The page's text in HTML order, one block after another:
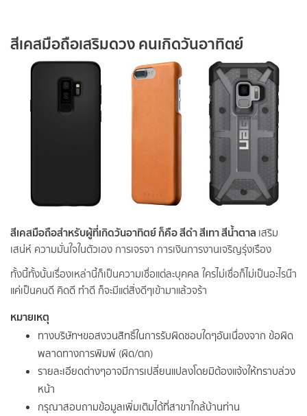
สีเคสมือถือเสริมดวง คนเกิดวันอาทิตย์
สีเคสมือถือสำหรับผู้ที่เกิดวันอาทิตย์ ก็คือ สีดำ สีเทา สีน้ำตาล เสริม
เสน่ห์ ความมั่นใจในตัวเอง การเจรจา การเงินการงานเจริญรุ่งเรือง
ทั้งนี้ทั้งนั้นเรื่องเหล่านี้ก็เป็นความเชื่อแต่ละบุคคล ใครไม่เชื่อก็ไม่เป็นอะไรน๊า
แค่เป็นคนดี คิดดี ทำดี ก็จะมีแต่สิ่งดีๆเข้ามาแล้วจร้า
หมายเหตุ
ทางบริษัทฯขอสงวนสิทธิ์ในการรับผิดชอบใดๆอันเนื่องจาก ข้อผิด
พลาดทางการพิมพ์ (ผิด/ตก)
รายละเอียดต่างๆอาจมีการเปลี่ยนแปลงโดยมิต้องแจ้งให้ทราบล่วง
หน้า
กรุณาสอบถามข้อมูลเพิ่มเติมได้ที่สาขาใกล้บ้านท่าน